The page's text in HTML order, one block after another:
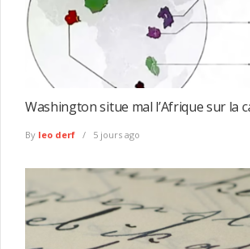
Washington situe mal l’Afrique sur la
By leo derf 5 jours ago